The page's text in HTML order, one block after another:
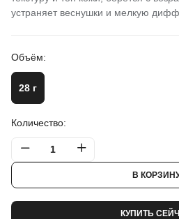
устраняет веснушки и мелкую
Объём:
28 г
Количество:
В
КУПИТЬ